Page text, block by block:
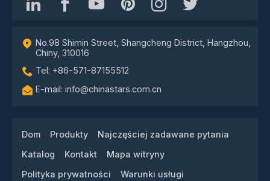
No.98 Shimin Street, Shangcheng District, Hangzhou,
Chiny, 310016
Tel: +86-571-87155512
E-mail: info@chinastars.com.cn
Dom Produkty
Najczęściej zadawane pytania
Katalog
Kontakt
Mapa witryny
Polityka prywatności
Warunki usługi